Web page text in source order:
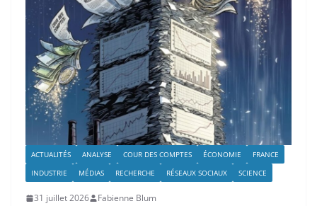
ACTUALITÉS ANALYSE COUR DES COMPTES ÉCONOMIE
FRANCE
INDUSTRIE
MÉDIAS RECHERCHE RÉSEAUX SOCIAUX SCIENCE
31 juillet 2026 Fabienne Blum